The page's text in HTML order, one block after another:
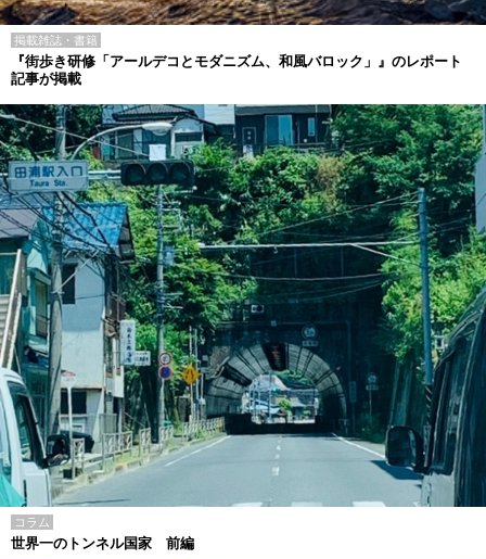
掲載雑誌・書籍
『街歩き研修「アールデコとモダニズム、和風バロック」』のレポート
記事が掲載
コラム
世界一のトンネル国家 前編